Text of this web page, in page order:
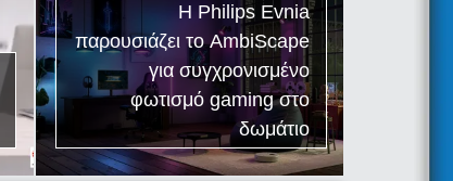
Η Philips Evnia
παρουσιάζει το AmbiScape
για συγχρονισμένο
φωτισμό gaming στο
δωμάτιο